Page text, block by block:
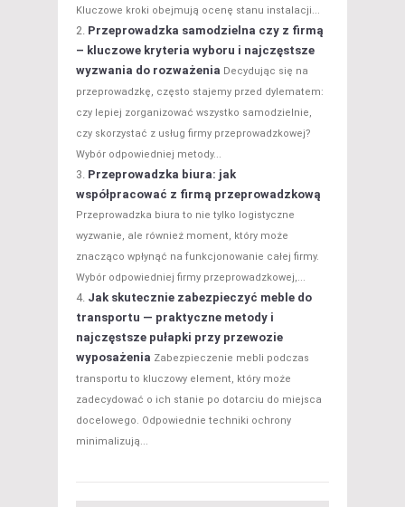
Kluczowe kroki obejmują ocenę stanu instalacji...
Przeprowadzka samodzielna czy z firmą
– kluczowe kryteria wyboru i najczęstsze
wyzwania do rozważenia Decydując się na
przeprowadzkę, często stajemy przed dylematem:
czy lepiej zorganizować wszystko samodzielnie,
czy skorzystać z usług firmy przeprowadzkowej?
Wybór odpowiedniej metody...
Przeprowadzka biura: jak
współpracować z firmą przeprowadzkową
Przeprowadzka biura to nie tylko logistyczne
wyzwanie, ale również moment, który może
znacząco wpłynąć na funkcjonowanie całej firmy.
Wybór odpowiedniej firmy przeprowadzkowej,...
Jak skutecznie zabezpieczyć meble do
transportu — praktyczne metody i
najczęstsze pułapki przy przewozie
wyposażenia Zabezpieczenie mebli podczas
transportu to kluczowy element, który może
zadecydować o ich stanie po dotarciu do miejsca
docelowego. Odpowiednie techniki ochrony
minimalizują...